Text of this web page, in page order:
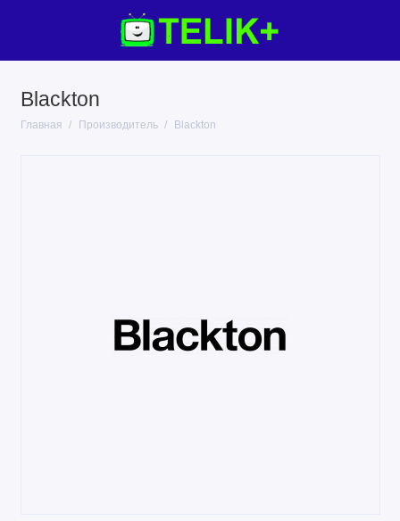
Blackton
Главная Производитель Blackton